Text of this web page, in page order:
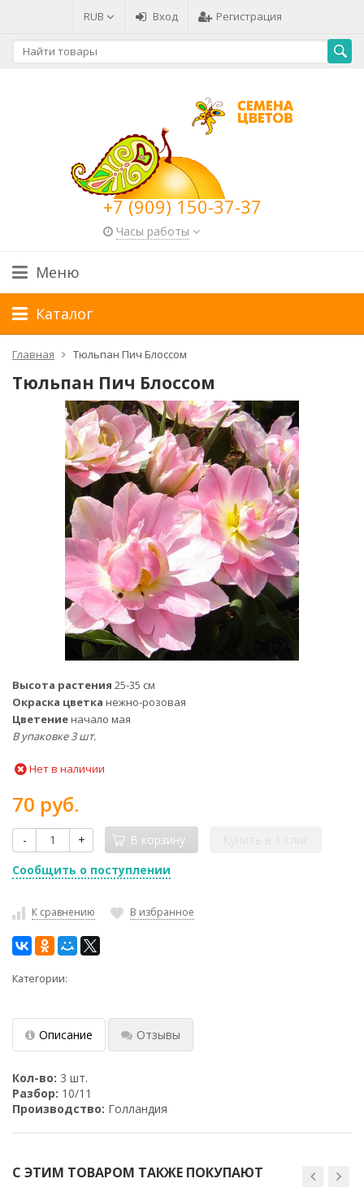
RUB Вход Регистрация
+7 (909) 150-37-37
Часы работы
Меню
Каталог
Главная Тюльпан Пич Блоссом
Тюльпан Пич Блоссом
Высота растения 25-35 см
Окраска цветка нежно-розовая
Цветениеначало мая
В упаковке 3 шт.
Нет в наличии
70 руб.
- + В корзину
Сообщить о поступлении
К сравнению В избранное
Категории:
Описание Отзывы
Кол-во: 3 шт.
Разбор: 10/11
Производство: Голландия
С ЭТИМ ТОВАРОМ ТАКЖЕ ПОКУПАЮТ